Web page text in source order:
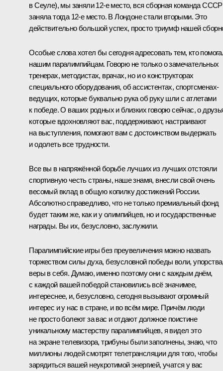
в Сеуле), мы заняли 12-е место, вся сборная команда СССР
заняла тогда 12-е место. В Лондоне стали вторыми. Это
действительно большой успех, просто триумф нашей
Особые слова хотел бы сегодня адресовать тем, кто
нашим паралимпийцам. Говорю не только о замечательных
тренерах, методистах, врачах, но и о конструкторах
специального оборудования, об ассистентах, спортсменах-
ведущих, которые буквально рука об руку шли с атлетами
к победе. О ваших родных и близких говорю сейчас, о
которые вдохновляют вас, поддерживают, настраивают
на выступления, помогают вам с достоинством выдержать
и одолеть все трудности.
Все вы в напряжённой борьбе лучших из лучших отстояли
спортивную честь страны, наше знамя, внесли свой очень
весомый вклад в общую копилку достижений России.
Абсолютно справедливо, что не только премиальный фонд
будет таким же, как и у олимпийцев, но и государственные
награды. Вы их, безусловно, заслужили.
Паралимпийские игры без преувеличения можно назвать
торжеством силы духа, безусловной победы воли,
веры в себя. Думаю, именно поэтому они с каждым днём,
с каждой вашей победой становились всё значимее,
интереснее, и, безусловно, сегодня вызывают огромный
интерес и у нас в стране, и во всём мире. Причём люди
не просто болеют за вас и отдают должное поистине
уникальному мастерству паралимпийцев, я видел это
на экране телевизора, трибуны были заполнены, знаю, что
миллионы людей смотрят телетрансляции для того, чтобы
зарядиться вашей неукротимой энергией, учатся у вас